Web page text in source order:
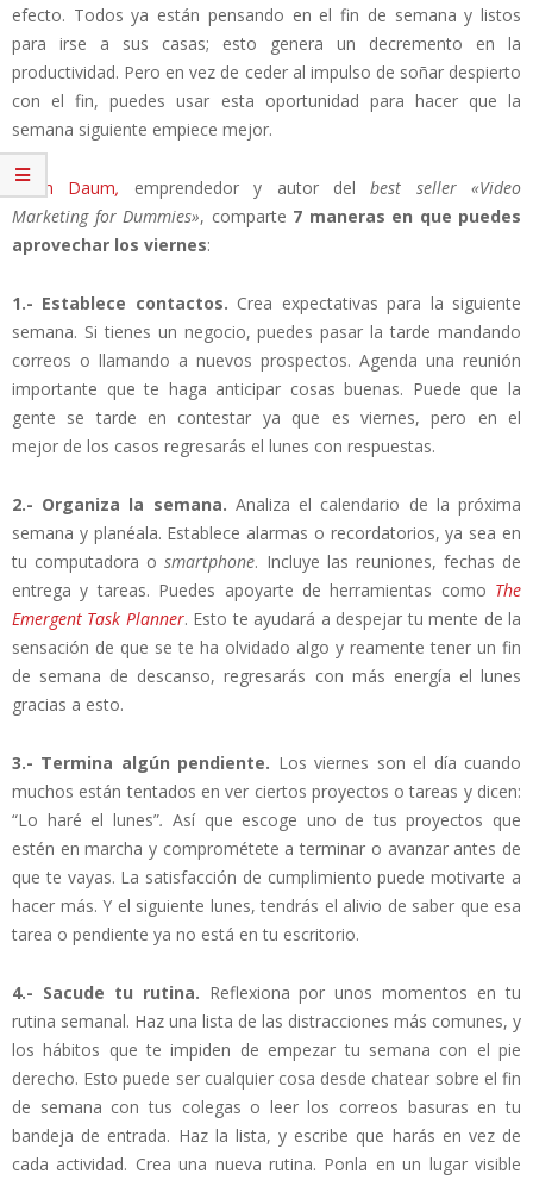
efecto. Todos ya están pensando en el fin de semana y listos
para irse a sus casas; esto genera un decremento en la
productividad. Pero en vez de ceder al impulso de soñar despierto
con el fin, puedes usar esta oportunidad para hacer que la
semana siguiente empiece mejor.
Kevin Daum, emprendedor y autor delbest seller
«Video
Marketing for Dummies», comparte 7 maneras en que puedes
aprovechar los viernes:
1.- Establece contactos. Crea expectativas para la siguiente
semana. Si tienes un negocio, puedes pasar la tarde mandando
correos o llamando a nuevos prospectos. Agenda una reunión
importante que te haga anticipar cosas buenas. Puede que la
gente se tarde en contestar ya que es viernes, pero en el
mejor de los casos regresarás el lunes con respuestas.
2.- Organiza la semana. Analiza el calendario de la próxima
semana y planéala. Establece alarmas o recordatorios, ya sea en
tu computadora osmartphone. Incluye las reuniones, fechas de
entrega y tareas. Puedes apoyarte de herramientas como The
Emergent Task Planner. Esto te ayudará a despejar tu mente de la
sensación de que se te ha olvidado algo y reamente tener un fin
de semana de descanso, regresarás con más energía el lunes
gracias a esto.
3.- Termina algún pendiente. Los viernes son el día cuando
muchos están tentados en ver ciertos proyectos o tareas y dicen:
“Lo haré el lunes”.Así que escoge uno de tus proyectos que
estén en marcha y comprométete a terminar o avanzar antes de
que te vayas. La satisfacción de cumplimiento puede motivarte a
hacer más. Y el siguiente lunes, tendrás el alivio de saber que esa
tarea o pendiente ya no está en tu escritorio.
4.- Sacude tu rutina. Reflexiona por unos momentos en tu
rutina semanal. Haz una lista de las distracciones más comunes, y
los hábitos que te impiden de empezar tu semana con el pie
derecho. Esto puede ser cualquier cosa desde chatear sobre el fin
de semana con tus colegas o leer los correos basuras en tu
bandeja de entrada. Haz la lista, y escribe que harás en vez de
cada actividad. Crea una nueva rutina. Ponla en un lugar visible